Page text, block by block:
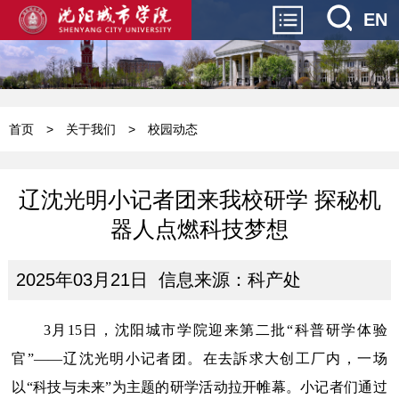
EN
首页 > 关于我们 > 校园动态
辽沈光明小记者团来我校研学 探秘机
器人点燃科技梦想
2025年03月21日 信息来源：科产处
3月 15日，沈阳城市学院迎来第二批“科普研学体验
官”——辽沈光明小记者团。在去訴求大创工厂内，一场
以“科技与未来”为主题的研学活动拉开帷幕。小记者们通过